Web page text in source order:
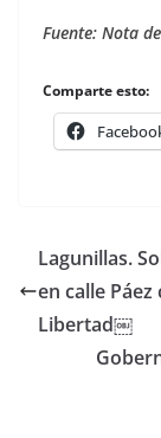
Fuente: Nota
Comparte esto:
Lagunillas.
en calle
Libertad￼